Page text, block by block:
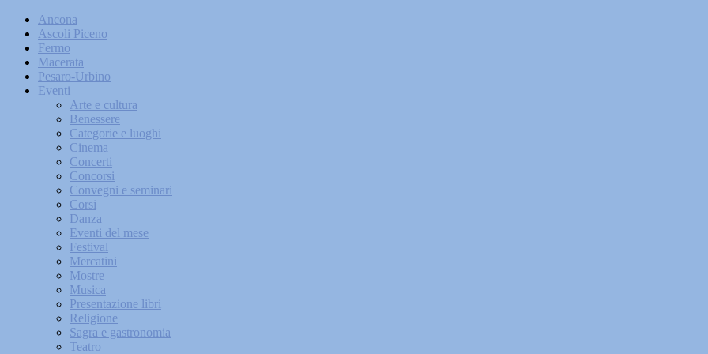
Ancona
Ascoli Piceno
Fermo
Macerata
Pesaro-Urbino
Eventi
Arte e cultura
Benessere
Categorie e luoghi
Cinema
Concerti
Concorsi
Convegni e seminari
Corsi
Danza
Eventi del mese
Festival
Mercatini
Mostre
Musica
Presentazione libri
Religione
Sagra e gastronomia
Teatro